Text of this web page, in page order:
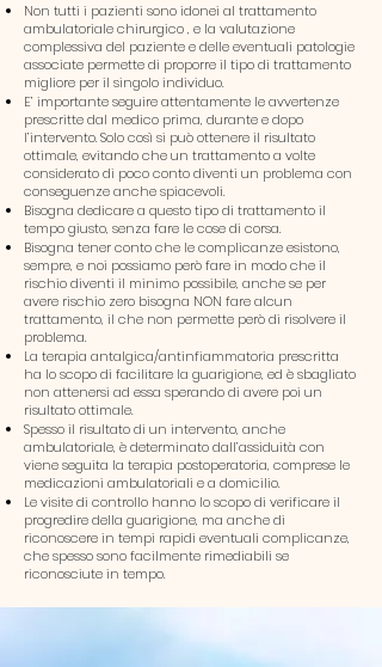
Non tutti i pazienti sono idonei al trattamento
ambulatoriale chirurgico , e la valutazione
complessiva del paziente e delle eventuali patologie
associate permette di proporre il tipo di trattamento
migliore per il singolo individuo.
E’ importante seguire attentamente le avvertenze
prescritte dal medico prima, durante e dopo
l’intervento. Solo così si può ottenere il risultato
ottimale, evitando che un trattamento a volte
considerato di poco conto diventi un problema con
conseguenze anche spiacevoli.
Bisogna dedicare a questo tipo di trattamento il
tempo giusto, senza fare le cose di corsa.
Bisogna tener conto che le complicanze esistono,
sempre, e noi possiamo però fare in modo che il
rischio diventi il minimo possibile, anche se per
avere rischio zero bisogna NON fare alcun
trattamento, il che non permette però di risolvere il
problema.
La terapia antalgica/antinfiammatoria prescritta
ha lo scopo di facilitare la guarigione, ed è sbagliato
non attenersi ad essa sperando di avere poi un
risultato ottimale.
Spesso il risultato di un intervento, anche
ambulatoriale, è determinato dall’assiduità con
viene seguita la terapia postoperatoria, comprese le
medicazioni ambulatoriali e a domicilio.
Le visite di controllo hanno lo scopo di verificare il
progredire della guarigione, ma anche di
riconoscere in tempi rapidi eventuali complicanze,
che spesso sono facilmente rimediabili se
riconosciutein tempo.